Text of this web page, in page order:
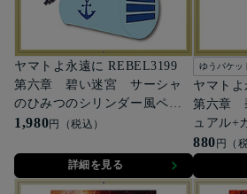
ヤマトよ永遠に REBEL3199
第六章 碧い迷宮 サーシャ
のひみつのシリンダー風ペン
ケース
1,980円（税込）
詳細を見る
ゆうパケッ
ヤマト
第六章
ュアル+
ファイル
880円（